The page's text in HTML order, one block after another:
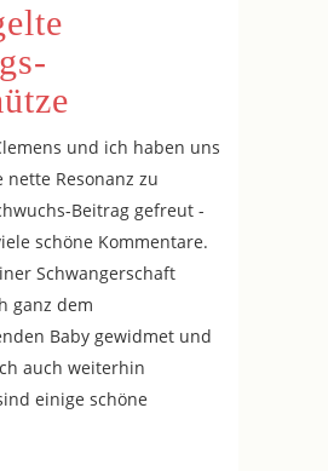
und ich haben uns
Resonanz zu
Beitrag gefreut -
schöne Kommentare.
Schwangerschaft
ganz dem
Baby gewidmet und
auch weiterhin
einige schöne